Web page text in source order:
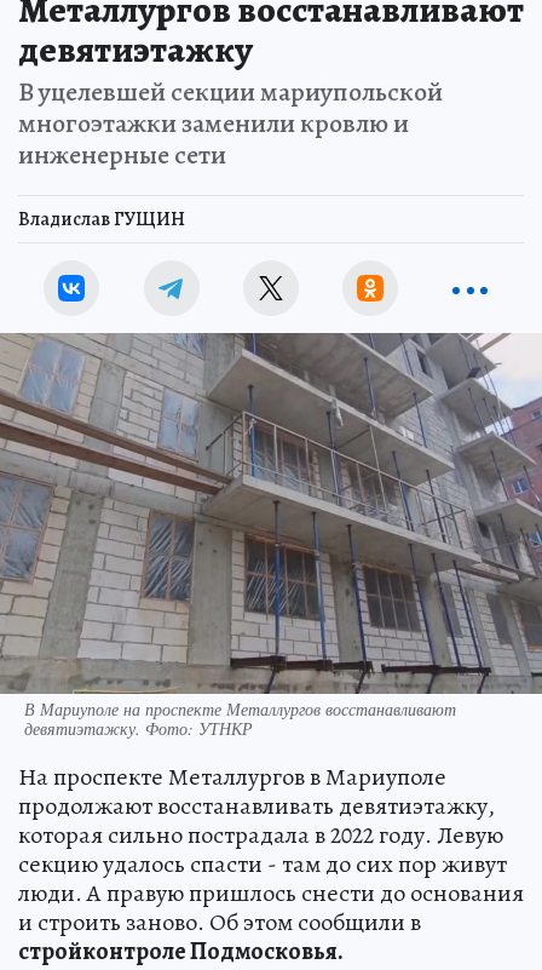
девятиэтажку
В уцелевшей секции мариупольской
многоэтажки заменили кровлю и
инженерные сети
Владислав ГУЩИН
В Мариуполе на проспекте Металлургов восстанавливают
девятиэтажку. Фото: УТНКР
На проспекте Металлургов в Мариуполе
продолжают восстанавливать девятиэтажку,
которая сильно пострадала в 2022 году. Левую
секцию удалось спасти - там до сих пор живут
люди. А правую пришлось снести до основания
и строить заново. Об этом сообщили в
стройконтроле Подмосковья.